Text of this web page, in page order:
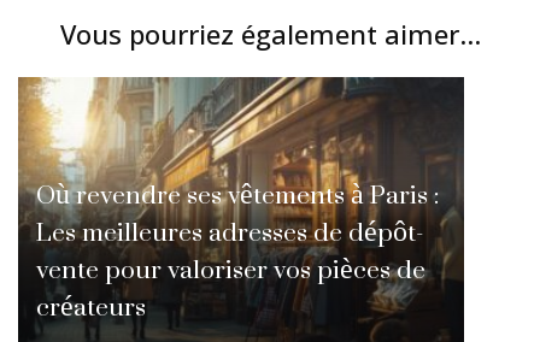
Vous pourriez également aimer...
Où revendre ses vêtements à Paris :
Les meilleures adresses de dépôt-
vente pour valoriser vos pièces de
créateurs